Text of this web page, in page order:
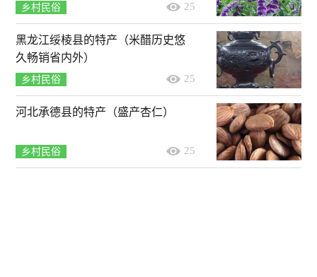
乡村民俗 25
黑龙江绥棱县的特产（米醋历史悠
久畅销省内外）
乡村民俗 25
河北承德县的特产（盛产杏仁）
乡村民俗 25